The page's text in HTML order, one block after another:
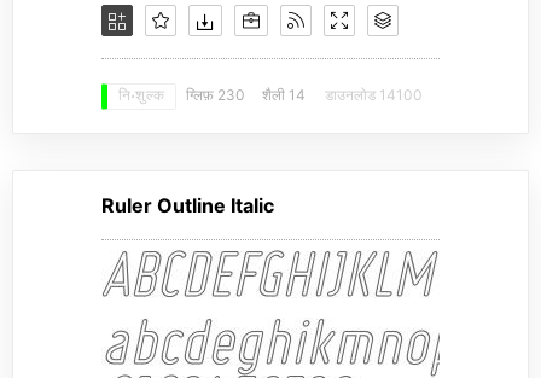
नि: शुल्क ग्लिफ़ 230 शैली 14 डाउनलोड 14100
Ruler Outline Italic